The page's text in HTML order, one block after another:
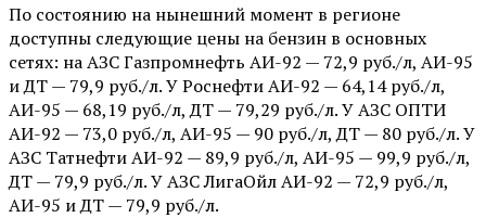
По состоянию на нынешний момент в регионе
доступны следующие цены на бензин в основных
сетях: на АЗС Газпромнефть АИ-92 — 72,9 руб./л, АИ-95
и ДТ — 79,9 руб./л. У Роснефти АИ-92 — 64,14 руб./л,
АИ-95 — 68,19 руб./л, ДТ — 79,29 руб./л. У АЗС ОПТИ
АИ-92 — 73,0 руб./л, АИ-95 — 90 руб./л, ДТ — 80 руб./л. У
АЗС Татнефти АИ-92 — 89,9 руб./л, АИ-95 — 99,9 руб./л,
ДТ — 79,9 руб./л. У АЗС ЛигаОйл АИ-92 — 72,9 руб./л,
АИ-95 и ДТ — 79,9 руб./л.